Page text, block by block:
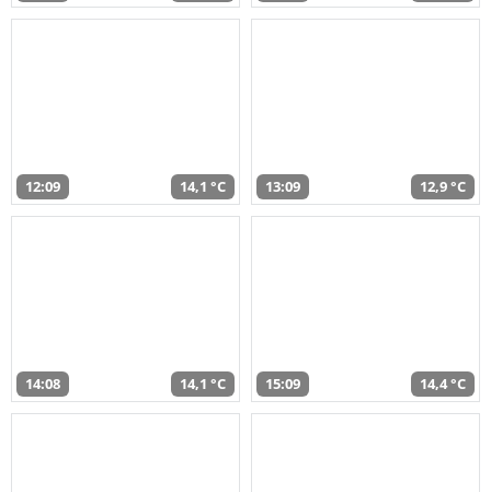
12:09 14,1 °C 13:09 12,9 °C
14:08 14,1 °C 15:09 14,4 °C